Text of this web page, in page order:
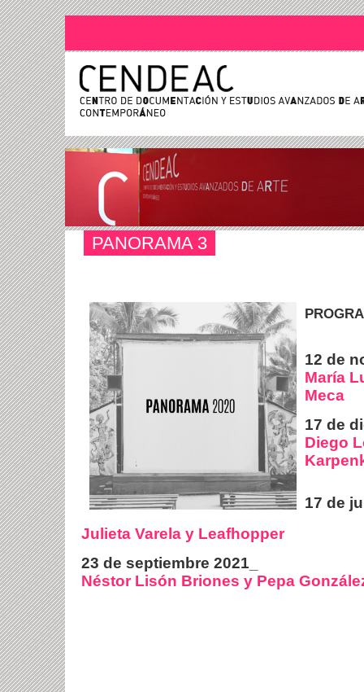
PANORAMA 3
12 de
María
Meca
17 de
Diego
17 de
Julieta Varela y Leafhopper
23 de septiembre 2021
Néstor Lisón Briones y Pepa